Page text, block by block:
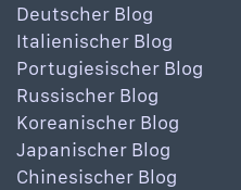
Deutscher Blog
Italienischer Blog
Portugiesischer Blog
Russischer Blog
Koreanischer Blog
Japanischer Blog
Chinesischer Blog